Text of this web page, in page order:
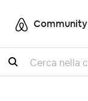
Cercare